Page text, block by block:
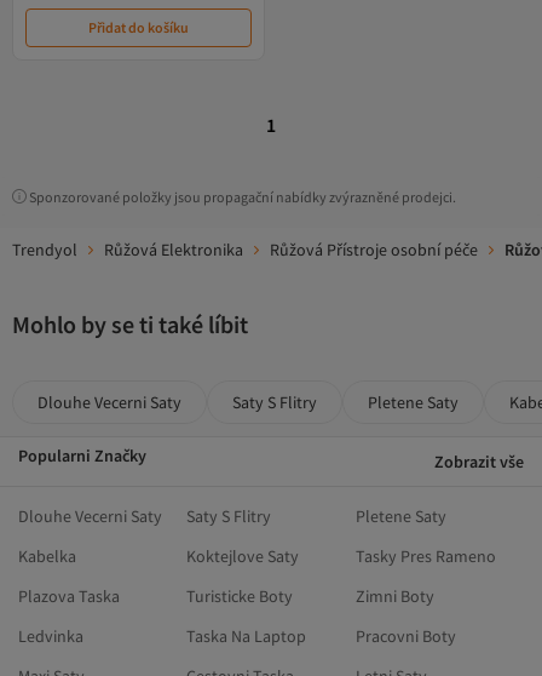
Přidat do košíku
1
Sponzorované položky jsou propagační nabídky zvýrazněné prodejci.
Trendyol Růžová Elektronika Růžová Přístroje osobní péče
Mohlo by se ti také líbit
Dlouhe Vecerni Saty Saty S Flitry Pletene Saty
Popularni Značky Zobrazit vše
Dlouhe Vecerni Saty Saty S Flitry
Pletene Saty
Kabelka
Koktejlove Saty
Tasky Pres Rameno
Plazova Taska
Turisticke Boty
Zimni Boty
Ledvinka
Taska Na Laptop
Pracovni Boty